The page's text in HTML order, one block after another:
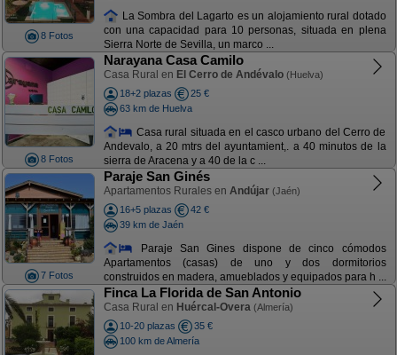
8 Fotos
La Sombra del Lagarto es un alojamiento rural dotado
con una capacidad para 10 personas, situada en plena
Sierra Norte de Sevilla, un marco ...
8 Fotos
Narayana Casa Camilo
Casa Rural en El Cerro de Andévalo (Huelva)
18+2 plazas
25 €
63 km de Huelva
Casa rural situada en el casco urbano del Cerro de
Andevalo, a 20 mtrs del ayuntamient,. a 40 minutos de la
sierra de Aracena y a 40 de la c ...
7 Fotos
Paraje San Ginés
Apartamentos Rurales en Andújar (Jaén)
16+5 plazas
42 €
39 km de Jaén
Paraje San Gines dispone de cinco cómodos
Apartamentos (casas) de uno y dos dormitorios
construidos en madera, amueblados y equipados para h ...
Finca La Florida de San Antonio
Casa Rural en Huércal-Overa (Almería)
10-20 plazas
35 €
100 km de Almería